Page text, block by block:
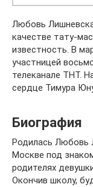
Любовь
качестве тату-
известность. В
участницей
телеканале ТНТ.
сердце Тимура
Биография
Родилась Любовь
Москве под
родителях
Окончив школу,